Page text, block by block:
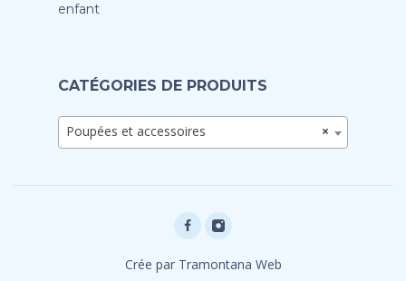
enfant
CATÉGORIES DE PRODUITS
×
Poupées et accessoires
Crée par Tramontana Web